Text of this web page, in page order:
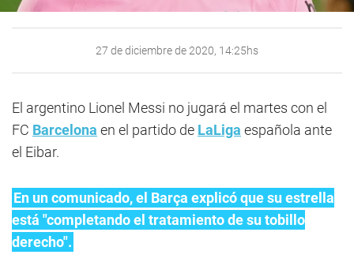
27 de diciembre de 2020, 14:25hs
El argentino Lionel Messi no jugará el martes con el
FC Barcelona en el partido de LaLiga española ante
el Eibar.
En un comunicado, el Barça explicó que su estrella
está "completando el tratamiento de su tobillo
derecho".